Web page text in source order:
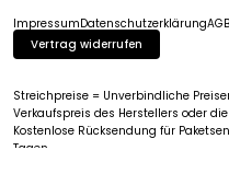
ImpressumDatenschutzerklärungAGB
Vertrag widerrufen
Streichpreise = Unverbindliche
Verkaufspreis des Herstellers oder
Kostenlose Rücksendung für
Tagen.